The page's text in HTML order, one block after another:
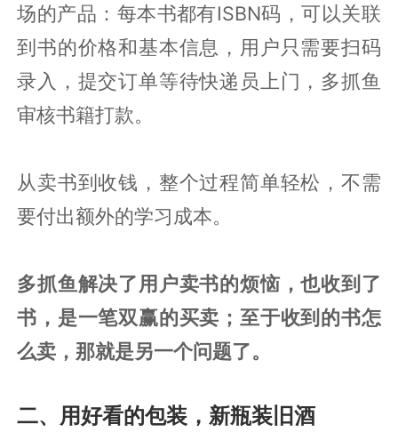
场的产品：每本书都有ISBN码，可以关联
到书的价格和基本信息，用户只需要扫码
录入，提交订单等待快递员上门，多抓鱼
审核书籍打款。
从卖书到收钱，整个过程简单轻松，不需
要付出额外的学习成本。
多抓鱼解决了用户卖书的烦恼，也收到了
书，是一笔双赢的买卖；至于收到的书怎
么卖，那就是另一个问题了。
二、用好看的包装，新瓶装旧酒